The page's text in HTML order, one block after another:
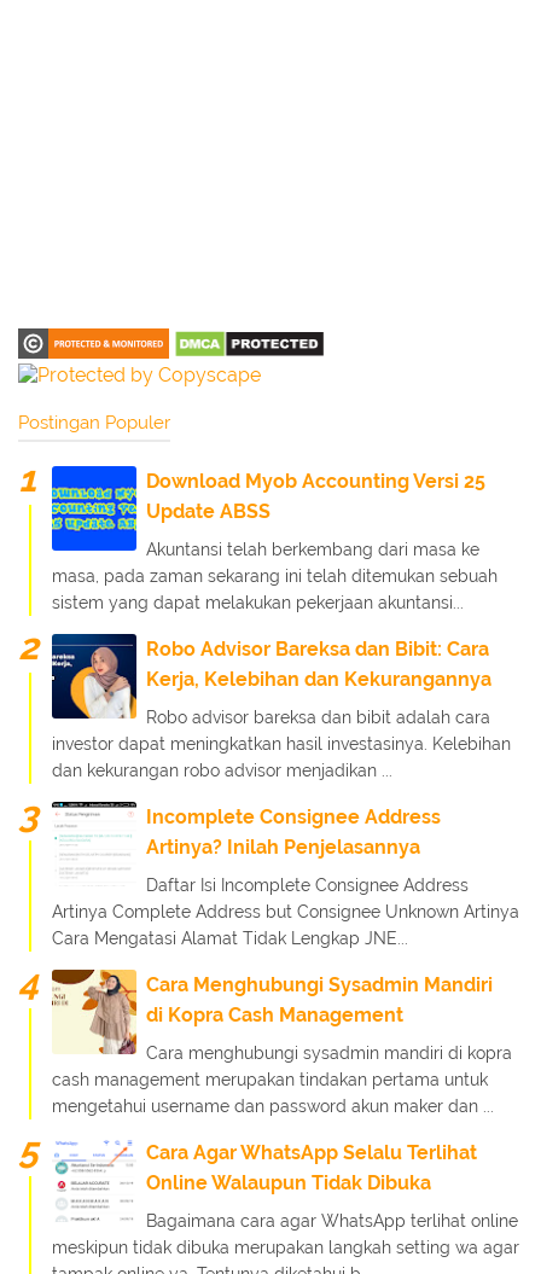
Postingan Populer
Download Myob Accounting Versi 25
Update ABSS
Akuntansi telah berkembang dari masa ke
masa, pada zaman sekarang ini telah ditemukan sebuah
sistem yang dapat melakukan pekerjaan akuntansi...
Robo Advisor Bareksa dan Bibit: Cara
Kerja, Kelebihan dan Kekurangannya
Robo advisor bareksa dan bibit adalah cara
investor dapat meningkatkan hasil investasinya. Kelebihan
dan kekurangan robo advisor menjadikan ...
Incomplete Consignee Address
Artinya? Inilah Penjelasannya
Daftar Isi Incomplete Consignee Address
Artinya Complete Address but Consignee Unknown Artinya
Cara Mengatasi Alamat Tidak Lengkap JNE...
Cara Menghubungi Sysadmin Mandiri
di Kopra Cash Management
Cara menghubungi sysadmin mandiri di kopra
cash management merupakan tindakan pertama untuk
mengetahui username dan password akun maker dan ...
Cara Agar WhatsApp Selalu Terlihat
Online Walaupun Tidak Dibuka
Bagaimana cara agar WhatsApp terlihat online
meskipun tidak dibuka merupakan langkah setting wa agar